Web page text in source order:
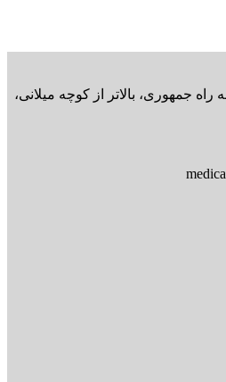
جمهوری، بالاتر از کوچه میلانی،